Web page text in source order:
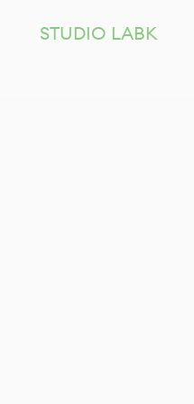
STUDIO LABK